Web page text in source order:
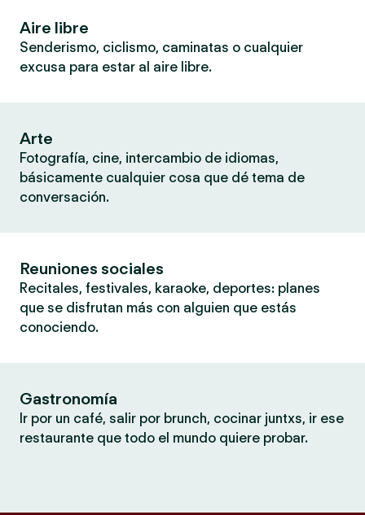
Aire libre
Senderismo, ciclismo, caminatas o cualquier
excusa para estar al aire libre.
Arte
Fotografía, cine, intercambio de idiomas,
básicamente cualquier cosa que dé tema de
conversación.
Reuniones sociales
Recitales, festivales, karaoke, deportes: planes
que se disfrutan más con alguien que estás
conociendo.
Gastronomía
Ir por un café, salir por brunch, cocinar juntxs, ir ese
restaurante que todo el mundo quiere probar.